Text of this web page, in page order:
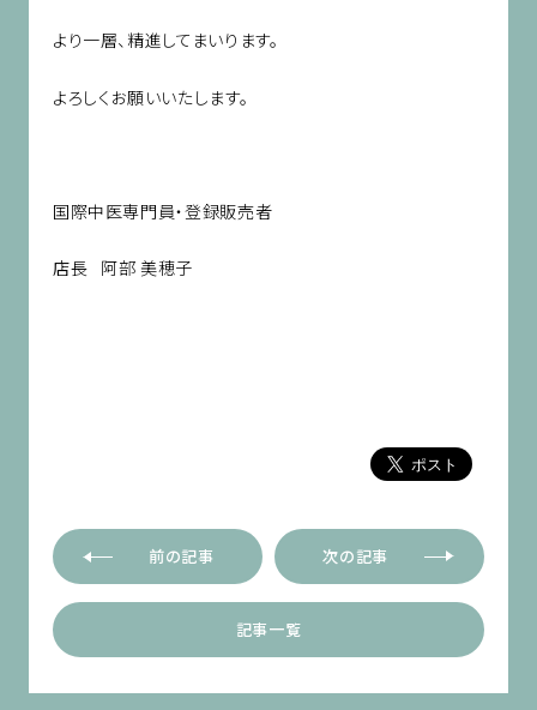
より一層、精進してまいります。
よろしくお願いいたします。
国際中医専門員・登録販売者
店長 阿部 美穂子
前の記事 次の記事
記事一覧